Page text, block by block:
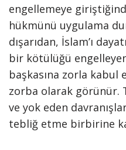
engellemeye
hükmünü uygulama
dışarıdan, İslam’ı
bir kötülüğü
başkasına zorla kabul
zorba olarak görünür.
ve yok eden
tebliğ etme birbirine